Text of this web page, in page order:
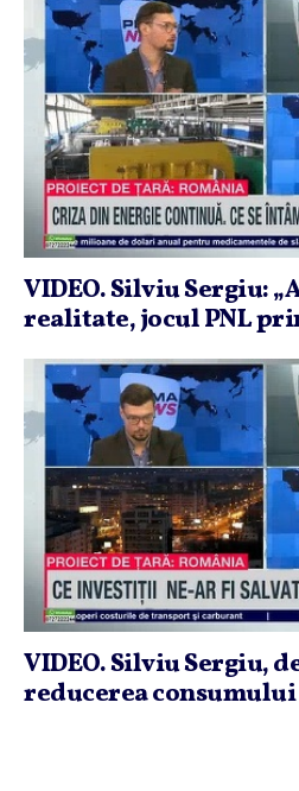
VIDEO. Silviu Sergiu:
realitate, jocul PNL
VIDEO. Silviu Sergiu,
reducerea consumului